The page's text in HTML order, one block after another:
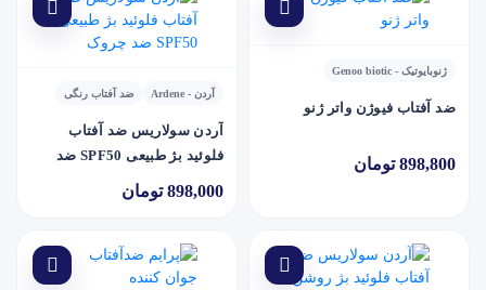
ژنوبایوتیک - Genoo biotic
ضد آفتاب فیوژن واتر ژنو
898,800 تومان
آردن - Ardene ضد آفتاب رنگی
آردن سولاریس ضد آفتاب
فلوئید بژ طبیعی SPF50 ضد
898,000 تومان